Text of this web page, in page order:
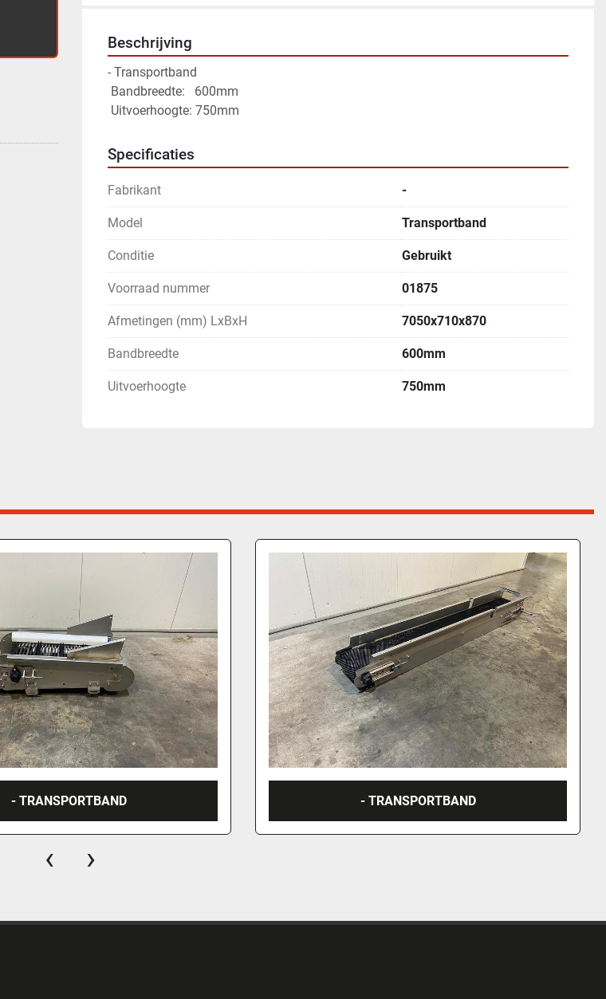
Beschrijving
- Transportband
Bandbreedte:   600mm
Uitvoerhoogte: 750mm
Specificaties
Fabrikant -
Model Transportband
Conditie Gebruikt
Voorraad nummer 01875
Afmetingen (mm) LxBxH 7050x710x870
Bandbreedte 600mm
Uitvoerhoogte 750mm
- TRANSPORTBAND - TRANSPORTBAND
‹ ›